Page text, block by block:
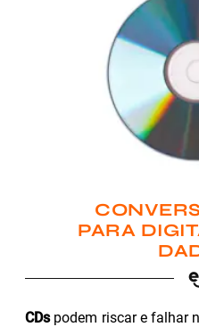
PARA
CDspodem riscar e falhar